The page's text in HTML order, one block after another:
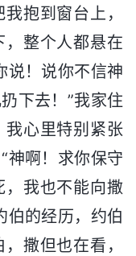
抱到窗台上，
整个人都悬在
说！说你不信神
下去！”我家住
我心里特别紧张
神啊！求你保守
我也不能向撒
伯的经历，约伯
撒但也在看，